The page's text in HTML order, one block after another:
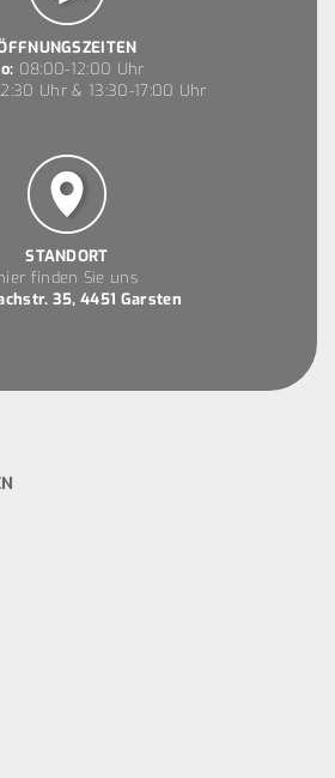
08:00-12:00 Uhr
Uhr & 13:30-17:00 Uhr
STANDORT
finden Sie uns
35, 4451 Garsten